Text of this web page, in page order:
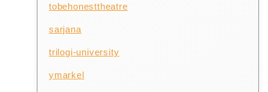
tobehonesttheatre
sarjana
trilogi-university
ymarkel